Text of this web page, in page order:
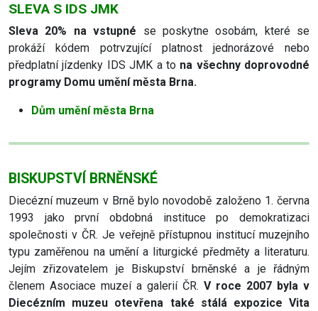
SLEVA S IDS JMK
Sleva 20% na vstupné se poskytne osobám, které se
prokáží kódem potrvzující platnost jednorázové nebo
předplatní jízdenky IDS JMK a to na všechny doprovodné
programy Domu umění města Brna.
Dům umění města Brna
BISKUPSTVÍ BRNĚNSKÉ
Diecézní muzeum v Brně bylo novodobě založeno 1. června
1993 jako první obdobná instituce po demokratizaci
společnosti v ČR. Je veřejně přístupnou institucí muzejního
typu zaměřenou na umění a liturgické předměty a literaturu.
Jejím zřizovatelem je Biskupství brněnské a je řádným
členem Asociace muzeí a galerií ČR. V roce 2007 byla v
Diecézním muzeu otevřena také stálá expozice Vita